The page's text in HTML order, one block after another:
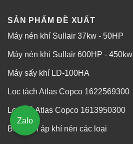
SẢN PHẨM ĐỀ XUẤT
Máy nén khí Sullair 37kw - 50HP
Máy nén khí Sullair 600HP - 450kw
Máy sấy khí LD-100HA
Lọc tách Atlas Copco 1622569300
Lọc gió Atlas Copco 1613950300
Bình tích áp khí nén các loại
Zalo